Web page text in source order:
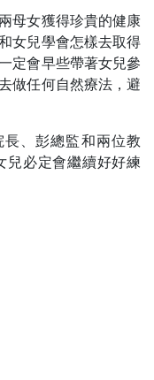
母女獲得珍貴的健康
女兒學會怎樣去取得
定會早些帶著女兒參
做任何自然療法，避
、彭總監和兩位教
兒必定會繼續好好練